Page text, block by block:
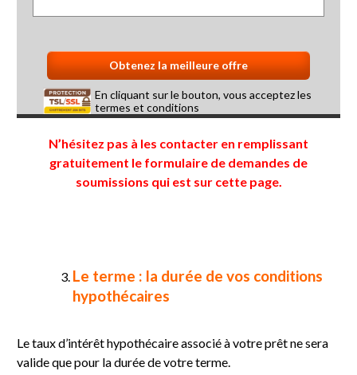
En cliquant sur le bouton, vous acceptez les
termes et conditions
N’hésitez pas à les contacter en remplissant
gratuitement le formulaire de demandes de
soumissions qui est sur cette page.
Le terme : la durée de vos conditions
hypothécaires
Le taux d’intérêt hypothécaire associé à votre prêt ne sera
valide que pour la durée de votre terme.